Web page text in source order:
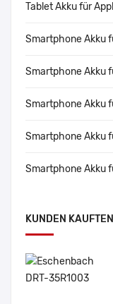
Tablet Akku für
Smartphone Akku
Smartphone Akku
Smartphone Akku
Smartphone Akku
Smartphone Akku
KUNDEN